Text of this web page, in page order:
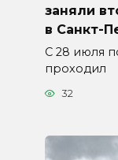
заняли
в Санкт-
С 28 июля
проходил
32